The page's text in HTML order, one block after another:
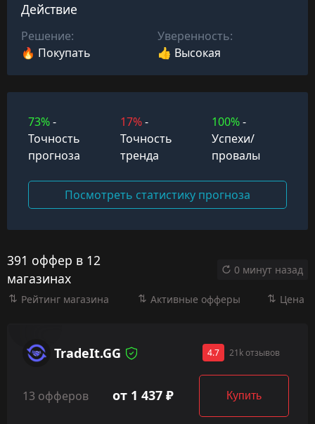
Действие
Решение:
🔥 Покупать
Уверенность:
👍 Высокая
73%-
Точность
прогноза
17%-
Точность
тренда
100%-
Успехи/
провалы
Посмотреть статистику прогноза
391 оффер в 12
магазинах
0 минут назад
Рейтинг магазина Активные офферы Цена
TradeIt.GG 4.7 21k отзывов
13 офферов от 1 437 ₽ Купить